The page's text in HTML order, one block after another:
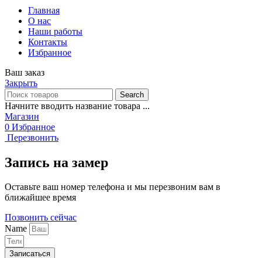
Главная
О нас
Наши работы
Контакты
Избранное
Ваш заказ
Закрыть
Search
Начните вводить название товара ...
Магазин
0 Избранное
Перезвонить
Запись на замер
Оставьте ваш номер телефона и мы перезвоним вам в
ближайшее время
Позвонить сейчас
Name
Записаться